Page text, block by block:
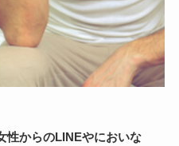
性からのLINEやにおいな